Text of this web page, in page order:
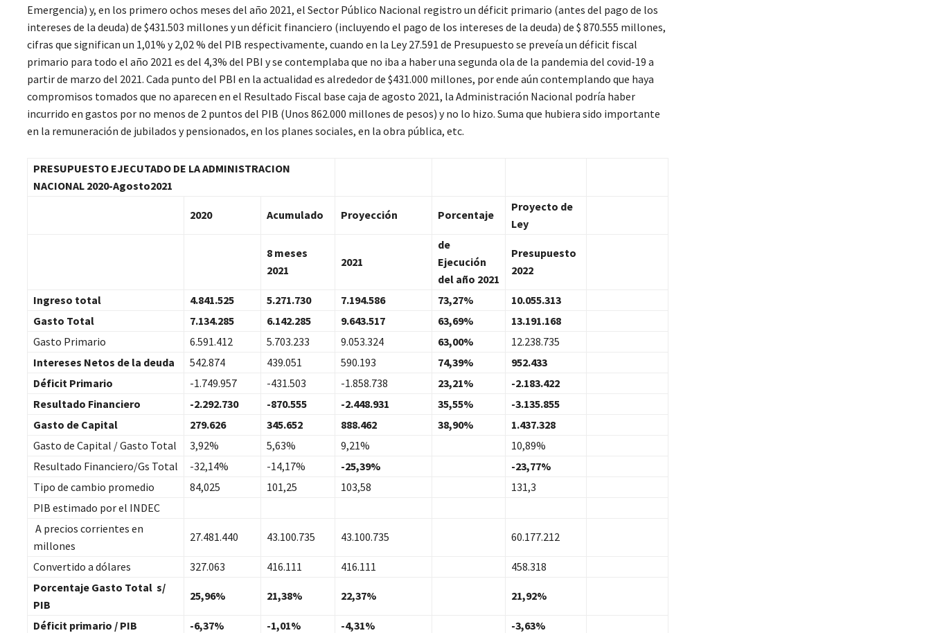
Emergencia) y, en los primero ochos meses del año 2021, el Sector Público Nacional registro un déficit primario (antes del pago de los
intereses de la deuda) de $431.503 millones y un déficit financiero (incluyendo el pago de los intereses de la deuda) de $ 870.555 millones,
cifras que significan un 1,01% y 2,02 % del PIB respectivamente, cuando en la Ley 27.591 de Presupuesto se preveía un déficit fiscal
primario para todo el año 2021 es del 4,3% del PBI y se contemplaba que no iba a haber una segunda ola de la pandemia del covid-19 a
partir de marzo del 2021. Cada punto del PBI en la actualidad es alrededor de $431.000 millones, por ende aún contemplando que haya
compromisos tomados que no aparecen en el Resultado Fiscal base caja de agosto 2021, la Administración Nacional podría haber
incurrido en gastos por no menos de 2 puntos del PIB (Unos 862.000 millones de pesos) y no lo hizo. Suma que hubiera sido importante
en la remuneración de jubilados y pensionados, en los planes sociales, en la obra pública, etc.
PRESUPUESTO EJECUTADO DE LA ADMINISTRACION
NACIONAL 2020-Agosto2021
2020 Acumulado Proyección Porcentaje
Proyecto de
Ley
8 meses
2021
2021
de
Ejecución
del año 2021
Presupuesto
2022
Ingreso total 4.841.525 5.271.730 7.194.586 73,27%
10.055.313
Gasto Total
7.134.285 6.142.285 9.643.517 63,69%
13.191.168
Gasto Primario
6.591.412 5.703.233 9.053.324 63,00%
12.238.735
Intereses Netos de la deuda
542.874 439.051 590.193 74,39%
952.433
Déficit Primario
-1.749.957 -431.503 -1.858.738 23,21%
-2.183.422
Resultado Financiero
-2.292.730 -870.555 -2.448.931 35,55%
-3.135.855
Gasto de Capital
279.626 345.652 888.462 38,90%
1.437.328
Gasto de Capital / Gasto Total
3,92% 5,63% 9,21%
10,89%
Resultado Financiero/Gs Total
-32,14% -14,17% -25,39%
-23,77%
Tipo de cambio promedio
84,025 101,25 103,58
131,3
PIB estimado por el INDEC
A precios corrientes en
millones
27.481.440 43.100.735 43.100.735 60.177.212
Convertido a dólares 327.063 416.111 416.111
458.318
Porcentaje Gasto Total s/
PIB
25,96% 21,38% 22,37% 21,92%
Déficit primario / PIB -6,37% -1,01% -4,31% -3,63%